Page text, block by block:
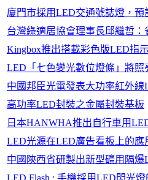
廈門市採用LED交通號誌燈，預
台灣綠適居協會理事長邱繼哲
Kingbox推出搭載彩色版LED指
LED「七色變光數位燈條」將照
中國邦臣光電發表大功率紅外線
高功率LED封裝之金屬封裝基板
日本HANWHA推出自行車用
LED光源在LED廣告看板上的應
中國陝西省研製出新型礦用隔爆
LED Flash : 手機採用LED閃光